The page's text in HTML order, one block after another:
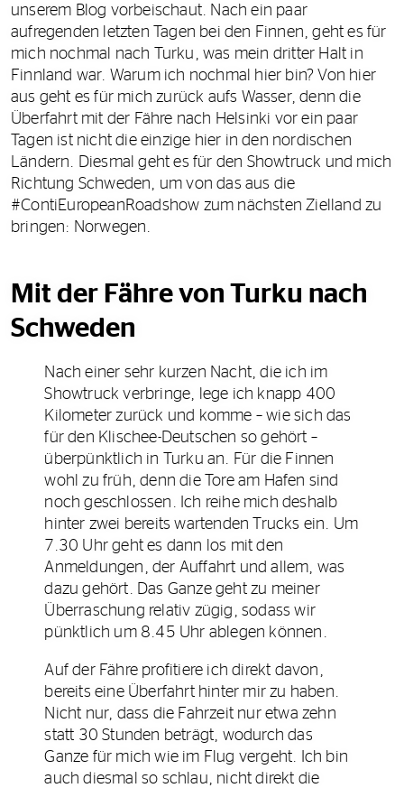
unserem Blog vorbeischaut. Nach ein paar
aufregenden letzten Tagen bei den Finnen, geht es für
mich nochmal nach Turku, was mein dritter Halt in
Finnland war. Warum ich nochmal hier bin? Von hier
aus geht es für mich zurück aufs Wasser, denn die
Überfahrt mit der Fähre nach Helsinki vor ein paar
Tagen ist nicht die einzige hier in den nordischen
Ländern. Diesmal geht es für den Showtruck und mich
Richtung Schweden, um von das aus die
#ContiEuropeanRoadshow zum nächsten Zielland zu
bringen: Norwegen.
Mit der Fähre von Turku nach
Schweden
Nach einer sehr kurzen Nacht, die ich im
Showtruck verbringe, lege ich knapp 400
Kilometer zurück und komme – wie sich das
für den Klischee-Deutschen so gehört –
überpünktlich in Turku an. Für die Finnen
wohl zu früh, denn die Tore am Hafen sind
noch geschlossen. Ich reihe mich deshalb
hinter zwei bereits wartenden Trucks ein. Um
7.30 Uhr geht es dann los mit den
Anmeldungen, der Auffahrt und allem, was
dazu gehört. Das Ganze geht zu meiner
Überraschung relativ zügig, sodass wir
pünktlich um 8.45 Uhr ablegen können.
Auf der Fähre profitiere ich direkt davon,
bereits eine Überfahrt hinter mir zu haben.
Nicht nur, dass die Fahrzeit nur etwa zehn
statt 30 Stunden beträgt, wodurch das
Ganze für mich wie im Flug vergeht. Ich bin
auch diesmal so schlau, nicht direkt die